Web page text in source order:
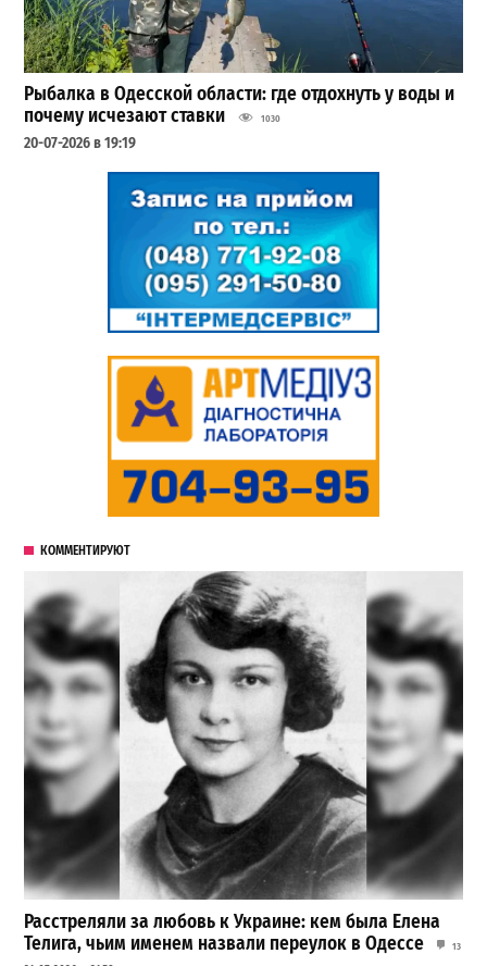
Рыбалка в Одесской области: где отдохнуть у воды и
почему исчезают ставки
1030
20-07-2026 в 19:19
КОММЕНТИРУЮТ
Расстреляли за любовь к Украине: кем была Елена
Телига, чьим именем назвали переулок в Одессе
13